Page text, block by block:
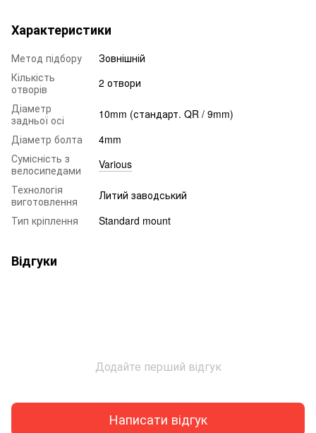
Характеристики
Метод підбору
Зовнішній
Кількість
отворів
2 отвори
Діаметр
задньої осі
10mm (стандарт. QR / 9mm)
Діаметр болта
4mm
Сумісність з
велосипедами
Various
Технологія
виготовлення
Литий заводський
Тип кріплення
Standard mount
Відгуки
Додайте перший відгук
Написати відгук